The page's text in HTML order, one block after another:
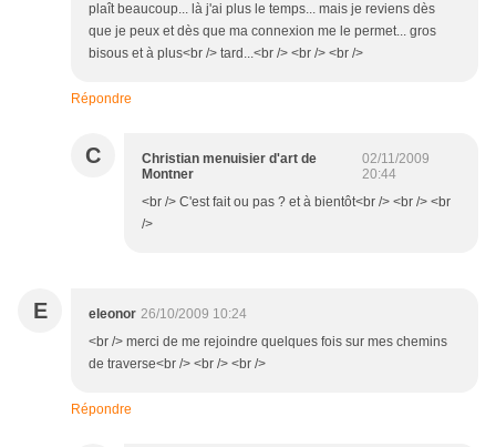
plaît beaucoup... là j'ai plus le temps... mais je reviens dès
que je peux et dès que ma connexion me le permet... gros
bisous et à plus<br /> tard...<br /> <br /> <br />
Répondre
C
Christian menuisier d'art de
Montner
02/11/2009
20:44
<br /> C'est fait ou pas ? et à bientôt<br /> <br /> <br
/>
E eleonor 26/10/2009 10:24
<br /> merci de me rejoindre quelques fois sur mes chemins
de traverse<br /> <br /> <br />
Répondre